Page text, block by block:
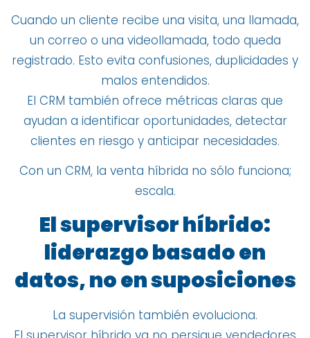
Cuando un cliente recibe una visita, una llamada,
un correo o una videollamada, todo queda
registrado. Esto evita confusiones, duplicidades y
malos entendidos.
El CRM también ofrece métricas claras que
ayudan a identificar oportunidades, detectar
clientes en riesgo y anticipar necesidades.
Con un CRM, la venta híbrida no sólo funciona;
escala.
El supervisor híbrido:
liderazgo basado en
datos, no en suposiciones
La supervisión también evoluciona.